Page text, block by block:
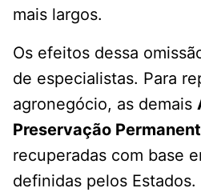
mais largos.
Os efeitos dessa
de especialistas. Para
agronegócio, as demais
Preservação
recuperadas com base
definidas pelos